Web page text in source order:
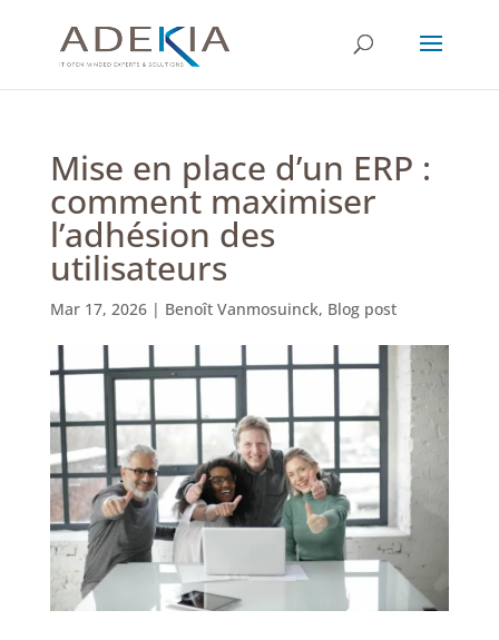
Mise en place d’un ERP :
comment maximiser
l’adhésion des
utilisateurs
Mar 17, 2026| Benoît Vanmosuinck, Blog post